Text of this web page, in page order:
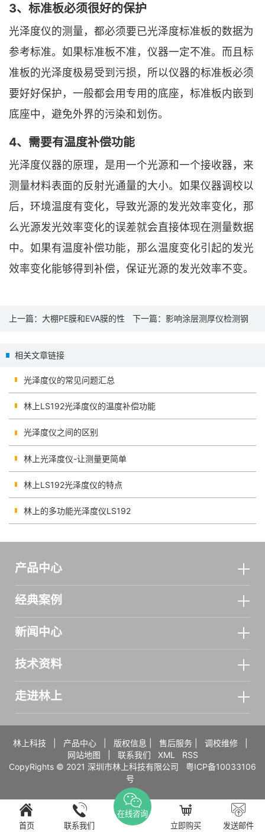
3、标准板必须很好的保护
光泽度仪的测量，都必须要已光泽度标准板的数据为
参考标准。如果标准板不准，仪器一定不准。而且标
准板的光泽度极易受到污损，所以仪器的标准板必须
要好好保护，一般都会用专用的底座，标准板内嵌到
底座中，避免外界的污染和划伤。
4、需要有温度补偿功能
光泽度仪器的原理，是用一个光源和一个接收器，来
测量材料表面的反射光通量的大小。如果仪器调校以
后，环境温度有变化，导致光源的发光效率变化，那
么光源发光效率变化的误差就会直接体现在测量数据
中。如果有温度补偿功能，那么温度变化引起的发光
效率变化能够得到补偿，保证光源的发光效率不变。
上一篇： 大棚PE膜和EVA膜的性 下一篇： 影响涂层测厚仪检测钢
相关文章链接
光泽度仪的常见问题汇总
林上LS192光泽度仪的温度补偿功能
光泽度仪之间的区别
林上光泽度仪-让测量更简单
林上LS192光泽度仪的特点
林上的多功能光泽度仪LS192
产品中心
经典案例
新闻中心
技术资料
走进林上
林上科技 产品中心| 版权信息 售后服务| 调校维修|
网站地图
联系我们 XML
RSS
CopyRights © 2021 深圳市林上科技有限公司 粤ICP备10033106
号
首页 联系我们
在线咨询
立即购买
发送邮件